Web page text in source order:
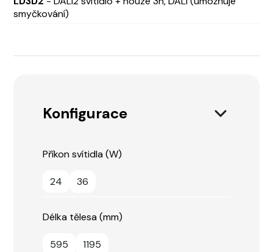
smyčkování)
Konfigurace
Příkon svítidla (W)
24 36
Délka tělesa (mm)
595 1195